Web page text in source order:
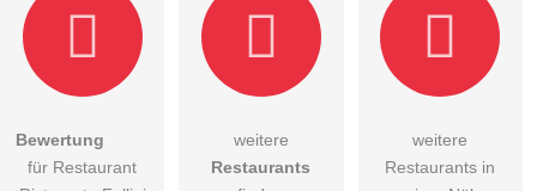
Hiermit akzeptiere ich dieAGB
Bewertung
für Restaurant
weitere
Restaurants
weitere
Restaurants in